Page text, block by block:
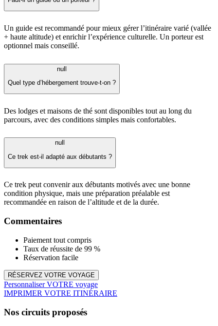
Un guide est recommandé pour mieux gérer l’itinéraire varié (vallée
+ haute altitude) et enrichir l’expérience culturelle. Un porteur est
optionnel mais conseillé.
null
Quel type d’hébergement trouve-t-on ?
Des lodges et maisons de thé sont disponibles tout au long du
parcours, avec des conditions simples mais confortables.
null
Ce trek est-il adapté aux débutants ?
Ce trek peut convenir aux débutants motivés avec une bonne
condition physique, mais une préparation préalable est
recommandée en raison de l’altitude et de la durée.
Commentaires
Paiement tout compris
Taux de réussite de 99 %
Réservation facile
Personnaliser VOTRE voyage
IMPRIMER VOTRE ITINÉRAIRE
Nos circuits proposés